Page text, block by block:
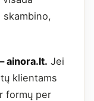
skambino,
ainora.lt. Jei
klientams
formų per